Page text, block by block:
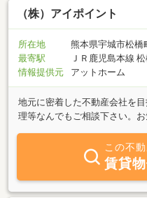
（株）アイポイント
所在地
熊本県宇城市松橋
最寄駅
ＪＲ鹿児島本線
情報提供元
アットホーム
地元に密着した不動産会社を
理等なんでもご相談下さい。
この不
賃貸